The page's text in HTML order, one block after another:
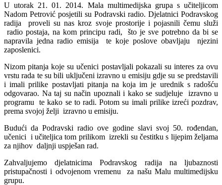
U utorak 21. 01. 2014. Mala multimedijska grupa s učiteljicom
Nadom Petrović posjetili su Podravski radio. Djelatnici Podravskog
radija proveli su nas kroz svoje prostorije i pojasnili čemu služi
radio postaja, na kom principu radi, što je sve potrebno da bi se
napravila jedna radio emisija te koje poslove obavljaju njezini
zaposlenici.
Nizom pitanja koje su učenici postavljali pokazali su interes za ovu
vrstu rada te su bili uključeni izravno u emisiju gdje su se predstavili
i imali prilike postavljati pitanja na koja im je urednik s radošću
odgovarao. Na taj su način upoznali i kako se sudjeluje izravno u
programu te kako se to radi. Potom su imali prilike izreći pozdrav,
prema svojoj želji izravno u emisiju.
Budući da Podravski radio ove godine slavi svoj 50. rođendan,
učenici i učiteljica tom prilikom izrekli su čestitku s lijepim željama
za njihov daljnji uspješan rad.
Zahvaljujemo djelatnicima Podravskog radija na ljubaznosti
pristupačnosti i odvojenom vremenu za našu Malu multimedijsku
grupu.